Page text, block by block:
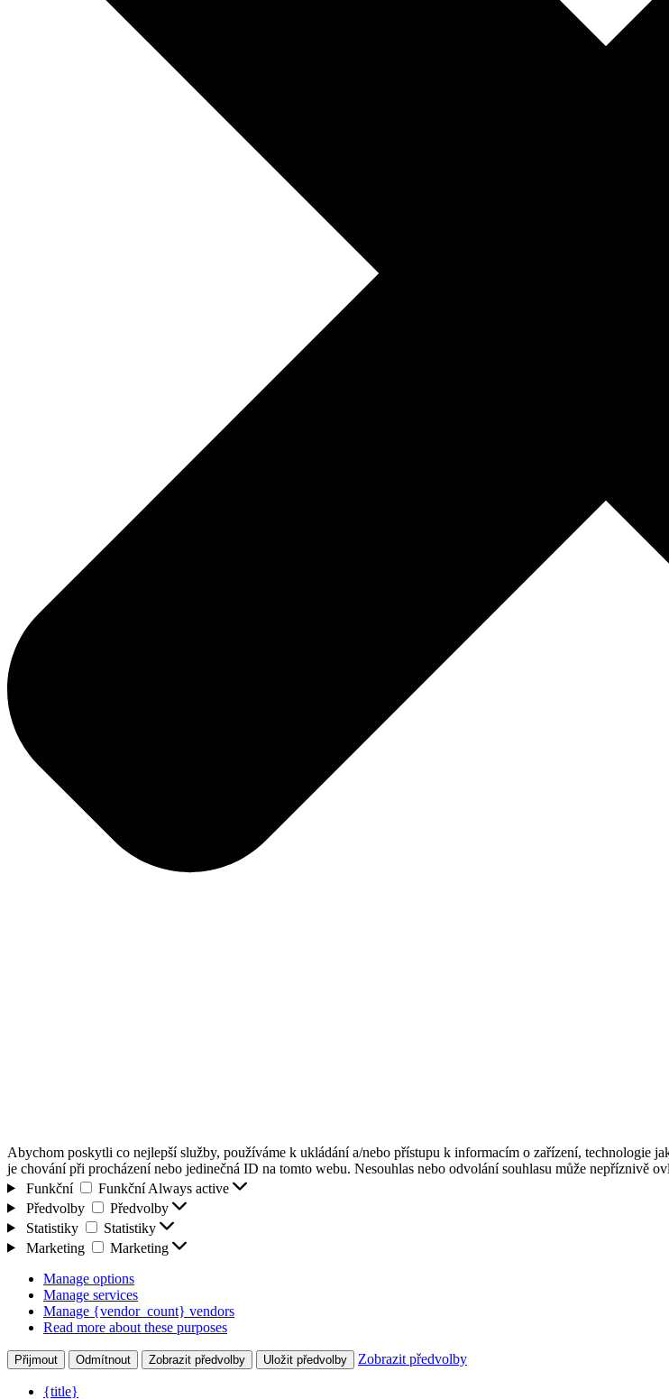
Abychom poskytli co nejlepší služby, používáme k ukládání a/nebo přístupu k informacím o zařízení, technologie
je chování při procházení nebo jedinečná ID na tomto webu. Nesouhlas nebo odvolání souhlasu může nepříznivě
Funkční
Funkční Always active
Předvolby
Předvolby
Statistiky
Statistiky
Marketing
Marketing
Manage options
Manage services
Manage {vendor_count} vendors
Read more about these purposes
Přijmout Odmítnout Zobrazit předvolby Uložit předvolby Zobrazit předvolby
{title}